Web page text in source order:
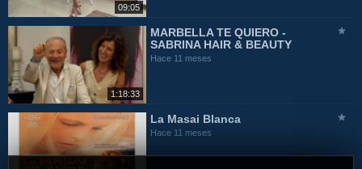
09:05
1:18:33
MARBELLA TE QUIERO -
SABRINA HAIR & BEAUTY
Hace 11 meses
La Masai Blanca
Hace 11 meses